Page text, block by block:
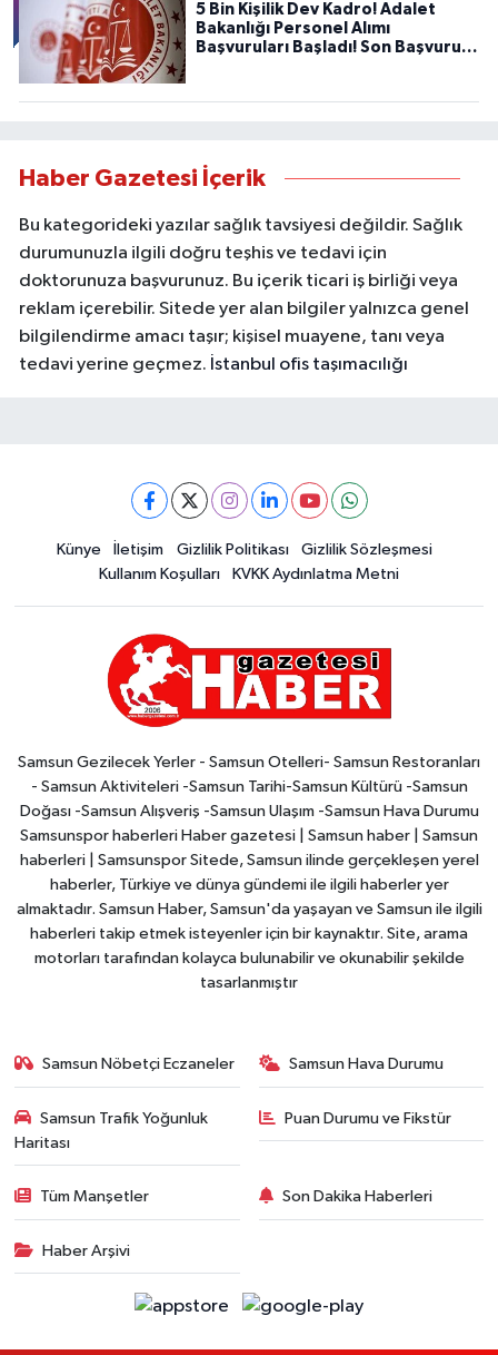
5 Bin Kişilik Dev Kadro! Adalet
Bakanlığı Personel Alımı
Başvuruları Başladı! Son Başvuru
Haber Gazetesi İçerik
Bu kategorideki yazılar sağlık tavsiyesi değildir. Sağlık
durumunuzla ilgili doğru teşhis ve tedavi için
doktorunuza başvurunuz. Bu içerik ticari iş birliği veya
reklam içerebilir. Sitede yer alan bilgiler yalnızca genel
bilgilendirme amacı taşır; kişisel muayene, tanı veya
tedavi yerine geçmez. İstanbul ofis taşımacılığı
Künye İletişim Gizlilik Politikası
Gizlilik Sözleşmesi
Kullanım Koşulları
KVKK Aydınlatma Metni
Samsun Gezilecek Yerler - Samsun Otelleri- Samsun Restoranları
- Samsun Aktiviteleri -Samsun Tarihi-Samsun Kültürü -Samsun
Doğası -Samsun Alışveriş -Samsun Ulaşım -Samsun Hava Durumu
Samsunspor haberleri Haber gazetesi | Samsun haber | Samsun
haberleri | Samsunspor Sitede, Samsun ilinde gerçekleşen yerel
haberler, Türkiye ve dünya gündemi ile ilgili haberler yer
almaktadır. Samsun Haber, Samsun'da yaşayan ve Samsun ile ilgili
haberleri takip etmek isteyenler için bir kaynaktır. Site, arama
motorları tarafından kolayca bulunabilir ve okunabilir şekilde
tasarlanmıştır
Samsun Nöbetçi Eczaneler Samsun Hava Durumu
Samsun Trafik Yoğunluk
Haritası
Puan Durumu ve Fikstür
Tüm Manşetler Son Dakika Haberleri
Haber Arşivi